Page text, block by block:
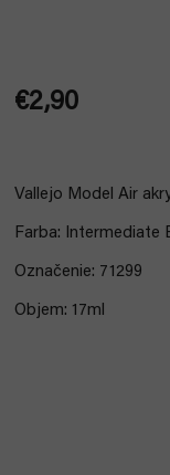
€2,90
Vallejo Model Air
Farba: Intermediate
Označenie: 71299
Objem: 17ml